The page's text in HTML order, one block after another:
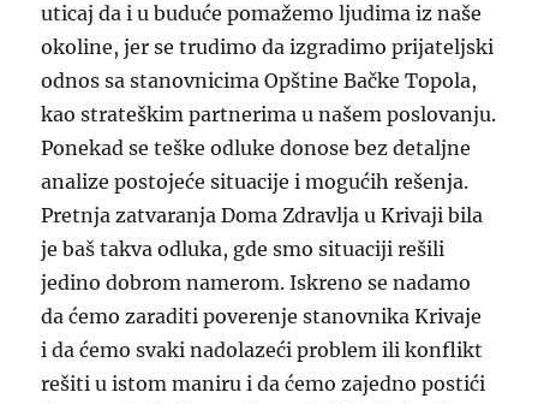
uticaj da i u buduće pomažemo ljudima iz naše
okoline, jer se trudimo da izgradimo prijateljski
odnos sa stanovnicima Opštine Bačke Topola,
kao strateškim partnerima u našem poslovanju.
Ponekad se teške odluke donose bez detaljne
analize postojeće situacije i mogućih rešenja.
Pretnja zatvaranja Doma Zdravlja u Krivaji bila
je baš takva odluka, gde smo situaciji rešili
jedino dobrom namerom. Iskreno se nadamo
da ćemo zaraditi poverenje stanovnika Krivaje
i da ćemo svaki nadolazeći problem ili konflikt
rešiti u istom maniru i da ćemo zajedno postići